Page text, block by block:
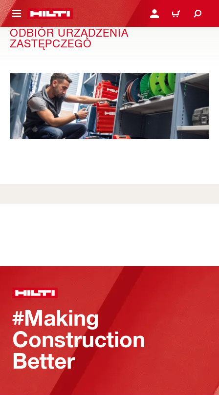
GŁÓWNEJ ZALOGUJ SIĘ LUB
KOSZYK
ODBIÓR URZĄDZENIA
ZASTĘPCZEGO
#Making
Construction
Better